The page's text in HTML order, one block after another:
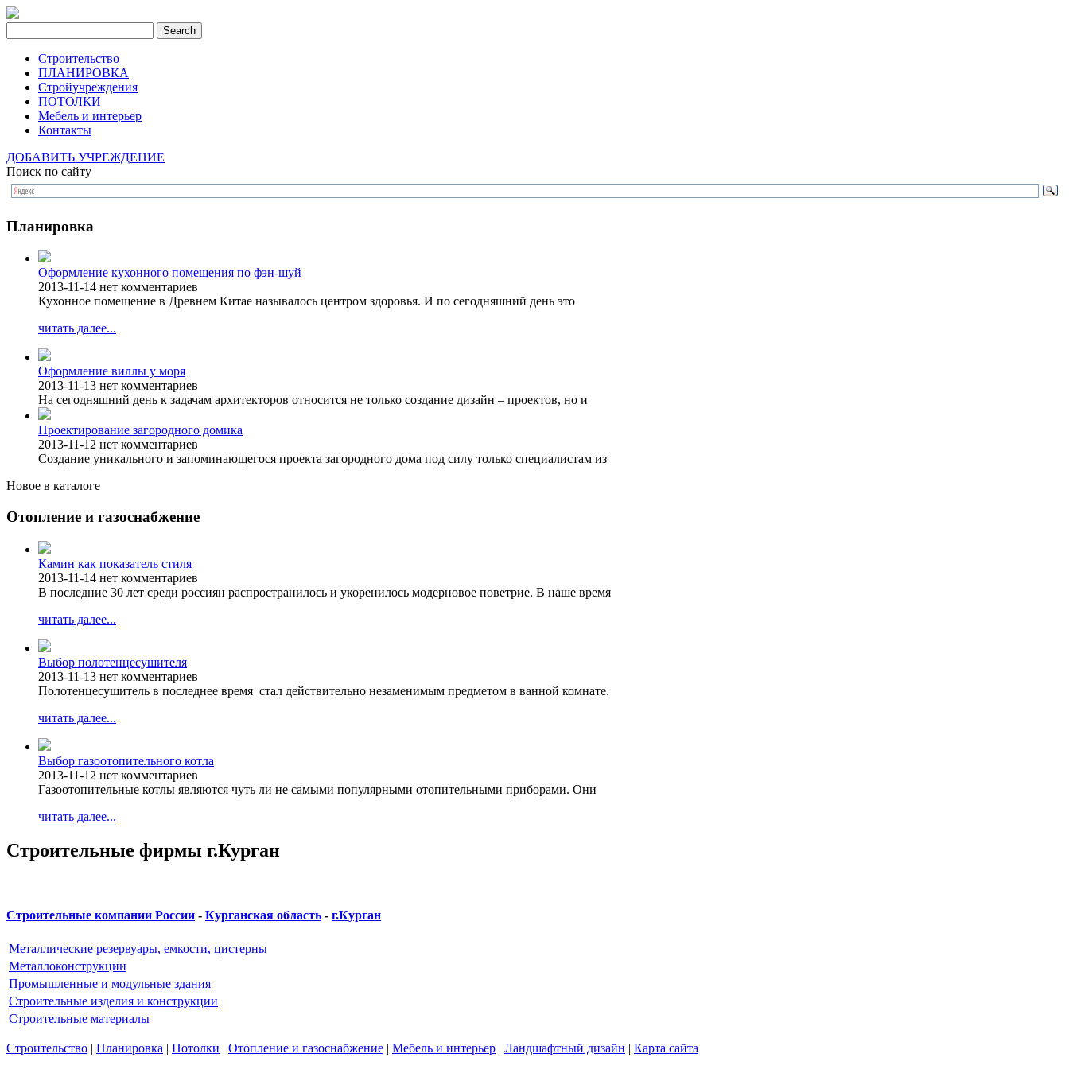
Строительство
ПЛАНИРОВКА
Стройучреждения
ПОТОЛКИ
Мебель и интерьер
Контакты
ДОБАВИТЬ УЧРЕЖДЕНИЕ
Поиск по сайту
Планировка
Оформление кухонного помещения по фэн-шуй
2013-11-14 нет комментариев
Кухонное помещение в Древнем Китае называлось центром здоровья. И по сегодняшний день это
читать далее...
Оформление виллы у моря
2013-11-13 нет комментариев
На сегодняшний день к задачам архитекторов относится не только создание дизайн – проектов, но и
Проектирование загородного домика
2013-11-12 нет комментариев
Создание уникального и запоминающегося проекта загородного дома под силу только специалистам из
Новое в каталоге
Отопление и газоснабжение
Камин как показатель стиля
2013-11-14 нет комментариев
В последние 30 лет среди россиян распространилось и укоренилось модерновое поветрие. В наше время
читать далее...
Выбор полотенцесушителя
2013-11-13 нет комментариев
Полотенцесушитель в последнее время стал действительно незаменимым предметом в ванной комнате.
читать далее...
Выбор газоотопительного котла
2013-11-12 нет комментариев
Газоотопительные котлы являются чуть ли не самыми популярными отопительными приборами. Они
читать далее...
Строительные фирмы г.Курган
Строительные компании России - Курганская область - г.Курган
Металлические резервуары, емкости, цистерны
Металлоконструкции
Промышленные и модульные здания
Строительные изделия и конструкции
Строительные материалы
Строительство | Планировка | Потолки | Отопление и газоснабжение | Мебель и интерьер | Ландшафтный дизайн | Карта сайта